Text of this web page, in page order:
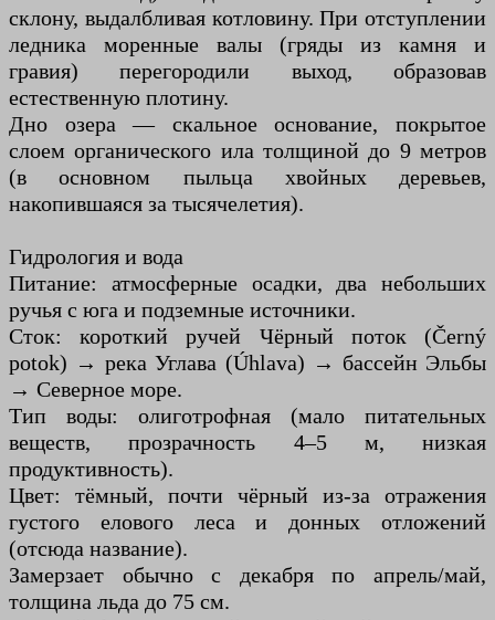
склону, выдалбливая котловину. При отступлении
ледника моренные валы (гряды из камня и
гравия) перегородили выход, образовав
естественную плотину.
Дно озера — скальное основание, покрытое
слоем органического ила толщиной до 9 метров
(в основном пыльца хвойных деревьев,
накопившаяся за тысячелетия).
Гидрология и вода
Питание: атмосферные осадки, два небольших
ручья с юга и подземные источники.
Сток: короткий ручей Чёрный поток (Černý
potok) → река Углава (Úhlava) → бассейн Эльбы
→ Северное море.
Тип воды: олиготрофная (мало питательных
веществ, прозрачность 4–5 м, низкая
продуктивность).
Цвет: тёмный, почти чёрный из-за отражения
густого елового леса и донных отложений
(отсюда название).
Замерзает обычно с декабря по апрель/май,
толщина льда до 75 см.